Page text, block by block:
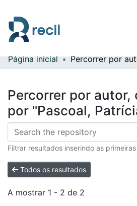
Comunidades & Coleções
Página inicial Percorrer por
Percorrer por autor,
por "Pascoal,
Filtrar resultados inserindo as
Todos os resultados
A mostrar 1 - 2 de 2